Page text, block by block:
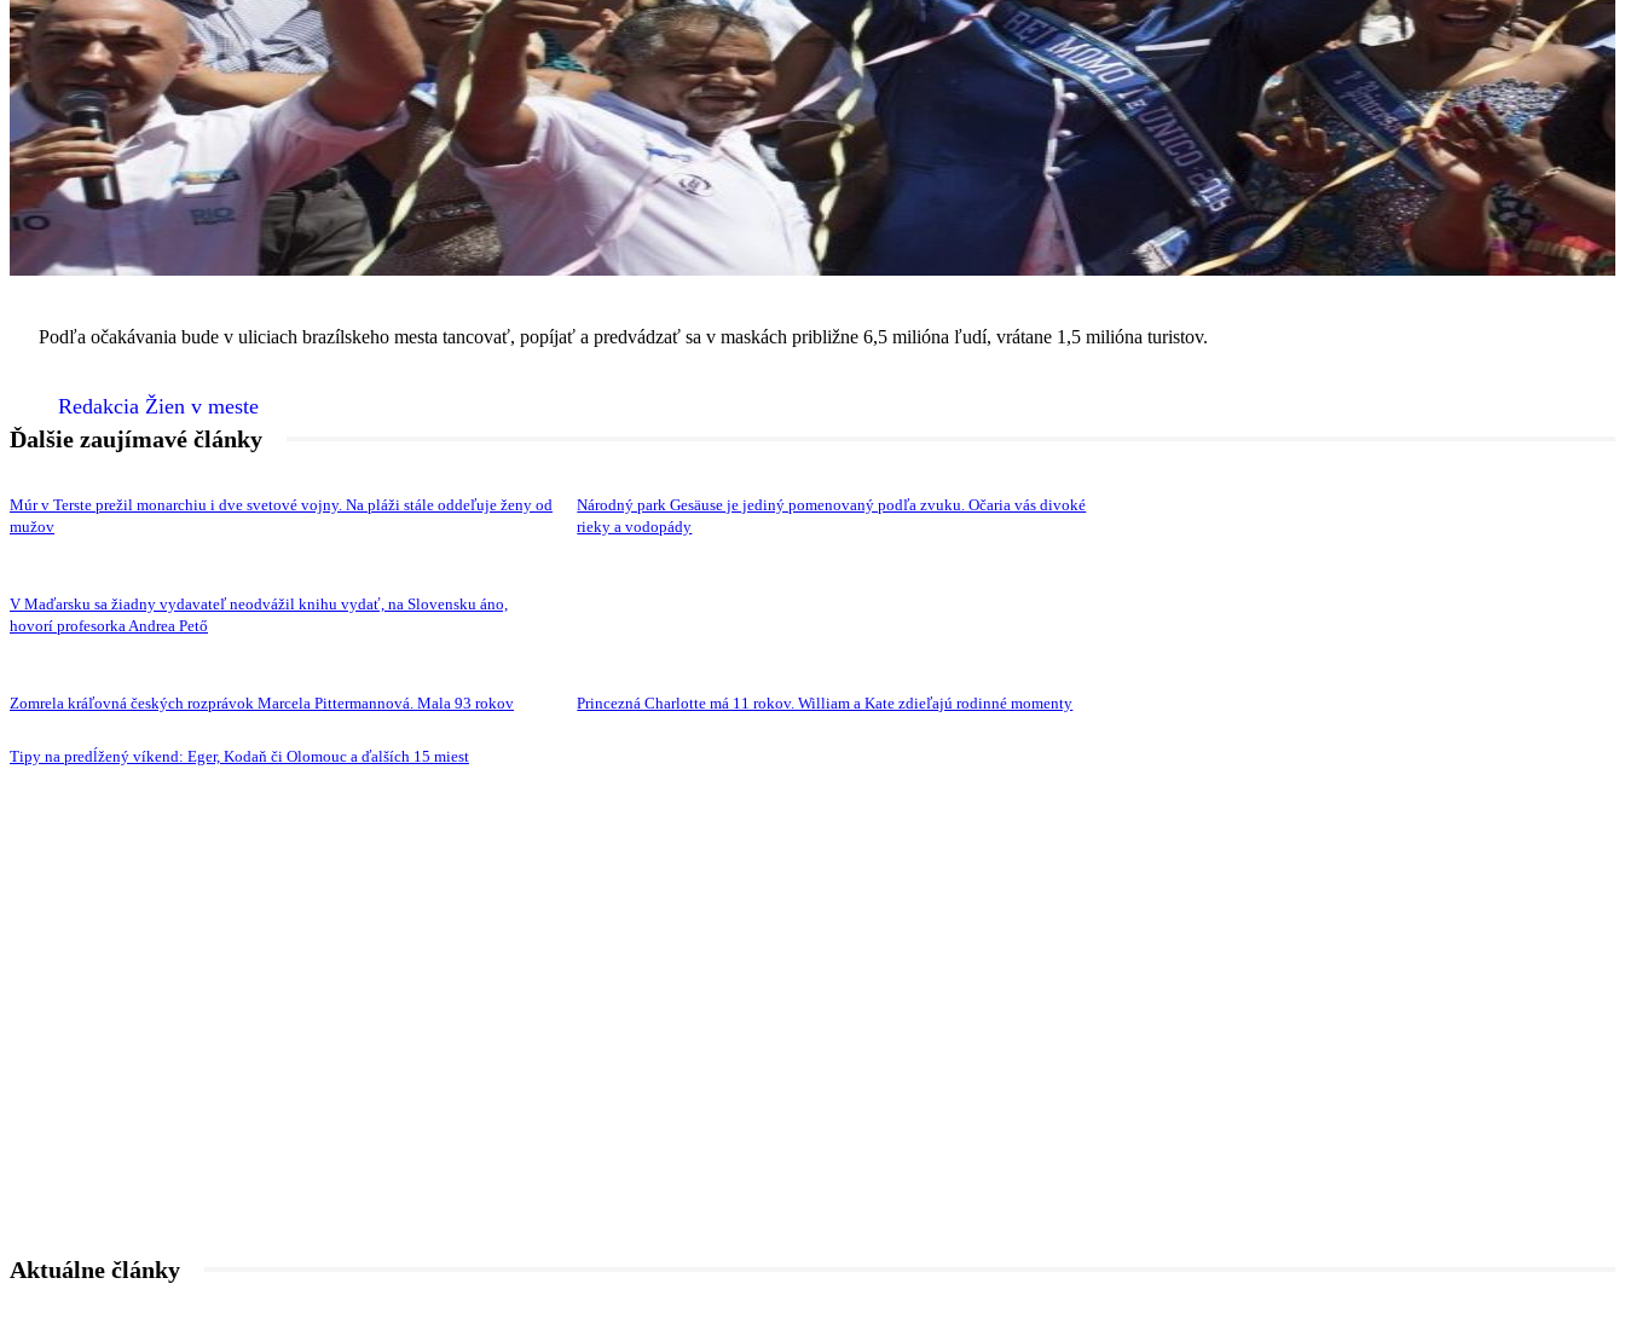
Podľa očakávania bude v uliciach brazílskeho mesta tancovať, popíjať a predvádzať sa v maskách približne 6,5 milióna ľudí, vrátane 1,5 milióna turistov.
Redakcia Žien v meste
Ďalšie zaujímavé články
Múr v Terste prežil monarchiu i dve svetové vojny. Na pláži stále oddeľuje ženy od
mužov
Národný park Gesäuse je jediný pomenovaný podľa zvuku. Očaria vás divoké
rieky a vodopády
V Maďarsku sa žiadny vydavateľ neodvážil knihu vydať, na Slovensku áno,
hovorí profesorka Andrea Pető
Zomrela kráľovná českých rozprávok Marcela Pittermannová. Mala 93 rokov Princezná Charlotte má 11 rokov. William a Kate zdieľajú rodinné momenty
Tipy na predĺžený víkend: Eger, Kodaň či Olomouc a ďalších 15 miest
Aktuálne články